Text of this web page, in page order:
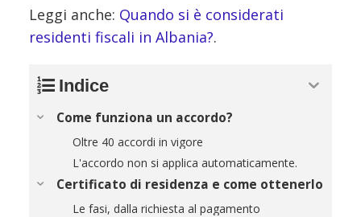
Leggi anche: Quando si è considerati
residenti fiscali in Albania?.
Indice
Come funziona un accordo?
Oltre 40 accordi in vigore
L'accordo non si applica automaticamente.
Certificato di residenza e come ottenerlo
Le fasi, dalla richiesta al pagamento